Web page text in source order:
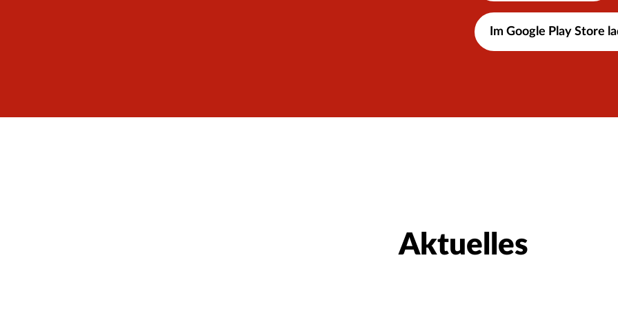
Im Google Play Store
Aktuelles